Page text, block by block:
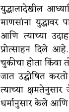
युद्धालादेखील
माणसांना युद्धावर
आणि त्याच्या
प्रोत्साहन दिले
चुकीचा होता किंवा
जात उद्घोषित
त्याच्या
धर्मानुसार केले आणि